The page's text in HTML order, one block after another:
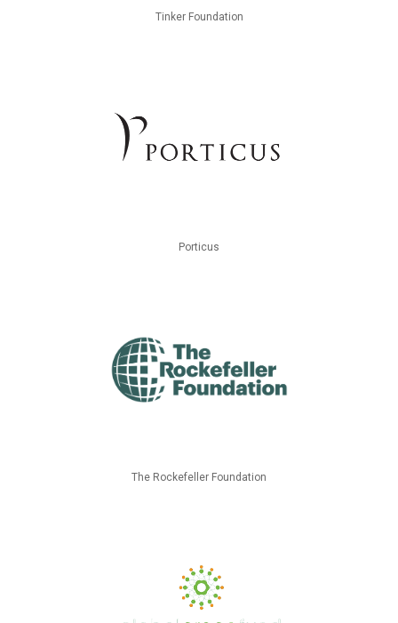
Tinker Foundation
Porticus
The Rockefeller Foundation